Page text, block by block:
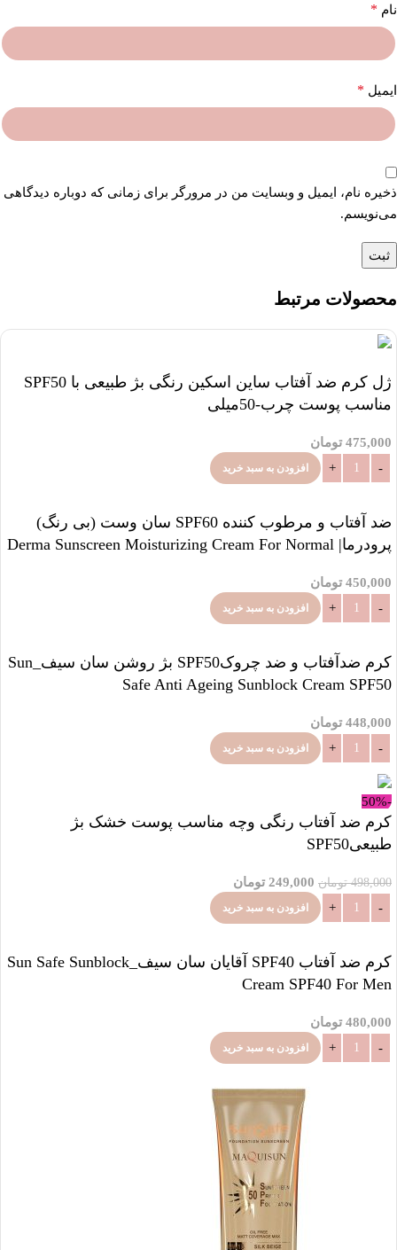
نام *
ایمیل *
ذخیره نام، ایمیل و وبسایت من در مرورگر برای زمانی که دوباره دیدگاهی
می‌نویسم.
محصولات مرتبط
ژل کرم ضد آفتاب ساین اسکین رنگی بژ طبیعی با SPF50
مناسب پوست چرب-50میلی
475,000 تومان
افزودن به سبد خرید
ضد آفتاب و مرطوب کننده SPF60 سان وست (بی رنگ)
پرودرما| Derma Sunscreen Moisturizing Cream For Normal
450,000 تومان
افزودن به سبد خرید
کرم ضدآفتاب و ضد چروکSPF50 بژ روشن سان سیف_Sun
Safe Anti Ageing Sunblock Cream SPF50
448,000 تومان
افزودن به سبد خرید
-50%
کرم ضد آفتاب رنگی وچه مناسب پوست خشک بژ
طبیعیSPF50
498,000 تومان 249,000 تومان
افزودن به سبد خرید
کرم ضد آفتاب SPF40 آقایان سان سیف_Sun Safe Sunblock
Cream SPF40 For Men
480,000 تومان
افزودن به سبد خرید